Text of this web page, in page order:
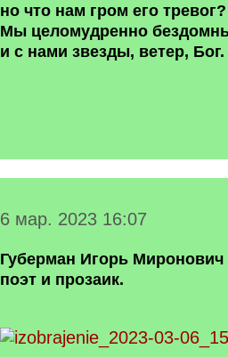
но что нам гром его тревог?
Мы целомудренно
и с нами звезды, ветер, Бог.
6 мар. 2023 16:07
Губерман Игорь Миронович
поэт и прозаик.